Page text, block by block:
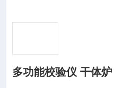
多功能校验仪 干体炉